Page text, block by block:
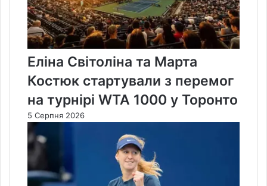
Еліна Світоліна та Марта
Костюк стартували з перемог
на турнірі WTA 1000 у Торонто
5 Серпня 2026